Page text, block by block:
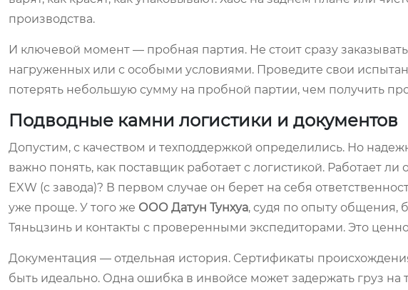
производства.
И ключевой момент — пробная партия. Не стоит сразу
нагруженных или с особыми условиями. Проведите свои
потерять небольшую сумму на пробной партии, чем получить
Подводные камни логистики и документов
Допустим, с качеством и техподдержкой определились. Но
важно понять, как поставщик работает с логистикой. Работает
EXW (с завода)? В первом случае он берет на себя
уже проще. У того же ООО Датун Тунхуа, судя по опыту общения,
Тяньцзинь и контакты с проверенными экспедиторами. Это
Документация — отдельная история. Сертификаты
быть идеально. Одна ошибка в инвойсе может задержать груз